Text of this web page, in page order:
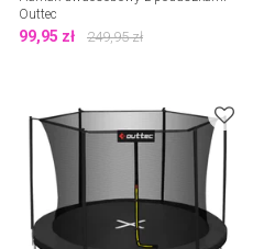
Outtec
99,95 zł 249,95zł